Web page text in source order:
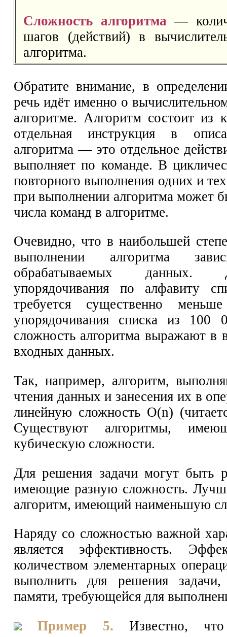
Сложность алгоритма —
шагов (действий) в
алгоритма.
Обратите внимание, в
речь идёт именно о
алгоритме. Алгоритм состоит
отдельная инструкция в
алгоритма — это отдельное
выполняет по команде. В
повторного выполнения одних и
при выполнении алгоритма может
числа команд в алгоритме.
Очевидно, что в наибольшей
выполнении алгоритма
обрабатываемых данных.
упорядочивания по алфавиту
требуется существенно
упорядочивания списка из 100
сложность алгоритма выражают в
входных данных.
Так, например, алгоритм,
чтения данных и занесения их в
линейную сложность О(n)
Существуют алгоритмы,
кубическую сложности.
Для решения задачи могут быть
имеющие разную сложность.
алгоритм, имеющий наименьшую
Наряду со сложностью важной
является эффективность.
количеством элементарных
выполнить для решения
памяти, требующейся для
Пример 5. Известно,